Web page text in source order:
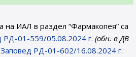
на ИАЛ в раздел “Фармакопея” са
РД-01-559/05.08.2024 г. (обн. в ДВ
Заповед РД-01-602/16.08.2024 г.